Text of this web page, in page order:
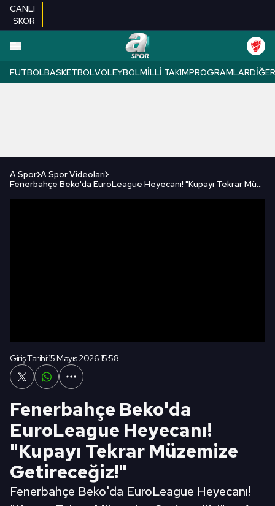
CANLI
SKOR
FUTBOLBASKETBOLVOLEYBOLMILLI TAKIMPROGRAMLARDIĞER
A Spor A Spor Videoları
Fenerbahçe Beko'da EuroLeague Heyecanı! "Kupayı Tekrar Müzemize Getireceğiz!"
Giriş Tarihi:15 Mayıs 2026 15:58
Fenerbahçe Beko'da
EuroLeague Heyecanı!
"Kupayı Tekrar Müzemize
Getireceğiz!"
Fenerbahçe Beko'da EuroLeague Heyecanı!